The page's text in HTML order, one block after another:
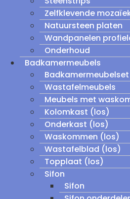
Zelfklevende
Natuursteen platen
Wandpanelen
Onderhoud
Badkamermeubels
Badkamermeubelset
Wastafelmeubels
Meubels met
Kolomkast (los)
Onderkast (los)
Waskommen (los)
Wastafelblad (los)
Topplaat (los)
Sifon
Sifon